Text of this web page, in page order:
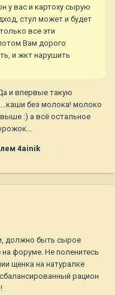
у вас и картоху сырую
стул может и будет
все эти
Вам дорого
и жкт нарушить
и впервые такую
без молока! молоко
:) а всё остальное
4ainik
должно быть сырое
форуме. Не поленитесь
щенка на натуралке
рацион